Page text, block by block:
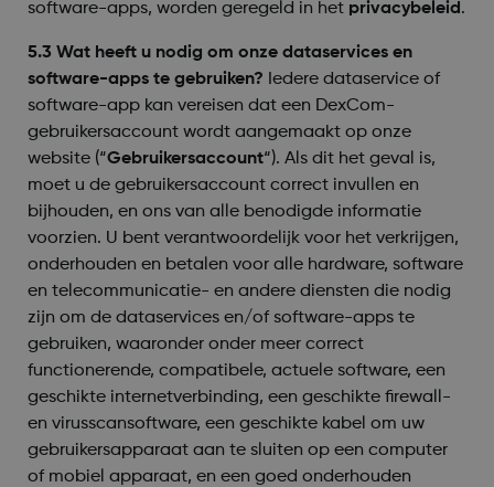
software-apps, worden geregeld in het privacybeleid .
5.3 Wat heeft u nodig om onze dataservices en
software-apps te gebruiken? Iedere dataservice of
software-app kan vereisen dat een DexCom-
gebruikersaccount wordt aangemaakt op onze
website (“Gebruikersaccount“). Als dit het geval is,
moet u de gebruikersaccount correct invullen en
bijhouden, en ons van alle benodigde informatie
voorzien. U bent verantwoordelijk voor het verkrijgen,
onderhouden en betalen voor alle hardware, software
en telecommunicatie- en andere diensten die nodig
zijn om de dataservices en/of software-apps te
gebruiken, waaronder onder meer correct
functionerende, compatibele, actuele software, een
geschikte internetverbinding, een geschikte firewall-
en virusscansoftware, een geschikte kabel om uw
gebruikersapparaat aan te sluiten op een computer
of mobiel apparaat, en een goed onderhouden